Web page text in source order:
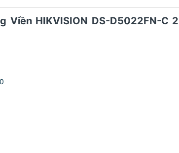
Viền HIKVISION DS-D5022FN-C